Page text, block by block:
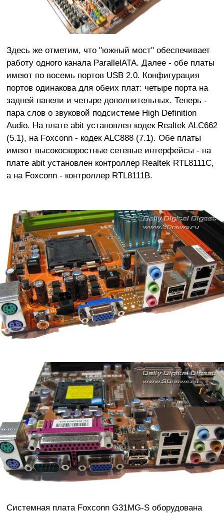
Здесь же отметим, что "южный мост" обеспечивает
работу одного канала ParallelATA. Далее - обе платы
имеют по восемь портов USB 2.0. Конфигурация
портов одинакова для обеих плат: четыре порта на
задней панели и четыре дополнительных. Теперь -
пара слов о звуковой подсистеме High Definition
Audio. На плате abit установлен кодек Realtek ALC662
(5.1), на Foxconn - кодек ALC888 (7.1). Обе платы
имеют высокоскоростные сетевые интерфейсы - на
плате abit установлен контроллер Realtek RTL8111C,
а на Foxconn - контроллер RTL8111B.
Системная плата Foxconn G31MG-S оборудована